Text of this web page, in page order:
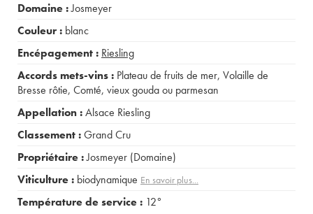
Domaine :Josmeyer
Couleur : blanc
Encépagement : Riesling
Accords mets-vins : Plateau de fruits de mer, Volaille de
Bresse rôtie, Comté, vieux gouda ou parmesan
Appellation :Alsace Riesling
Classement :Grand Cru
Propriétaire :Josmeyer (Domaine)
Viticulture : biodynamique En savoir plus...
Température de service : 12°